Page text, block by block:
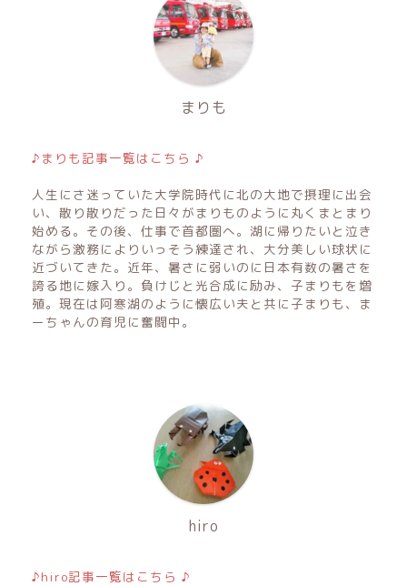
まりも
♪まりも記事一覧はこちら ♪
人生にさ迷っていた大学院時代に北の大地で摂理に出会
い、散り散りだった日々がまりものように丸くまとまり
始める。その後、仕事で首都圏へ。湖に帰りたいと泣き
ながら激務によりいっそう練達され、大分美しい球状に
近づいてきた。近年、暑さに弱いのに日本有数の暑さを
誇る地に嫁入り。負けじと光合成に励み、子まりもを増
殖。現在は阿寒湖のように懐広い夫と共に子まりも、ま
ーちゃんの育児に奮闘中。
hiro
♪hiro記事一覧はこちら ♪